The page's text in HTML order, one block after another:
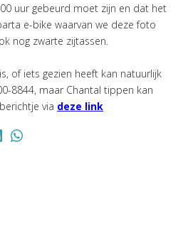
uur gebeurd moet zijn en dat het
e-bike waarvan we deze foto
nog zwarte zijtassen.
of iets gezien heeft kan natuurlijk
8844, maar Chantal tippen kan
via deze link